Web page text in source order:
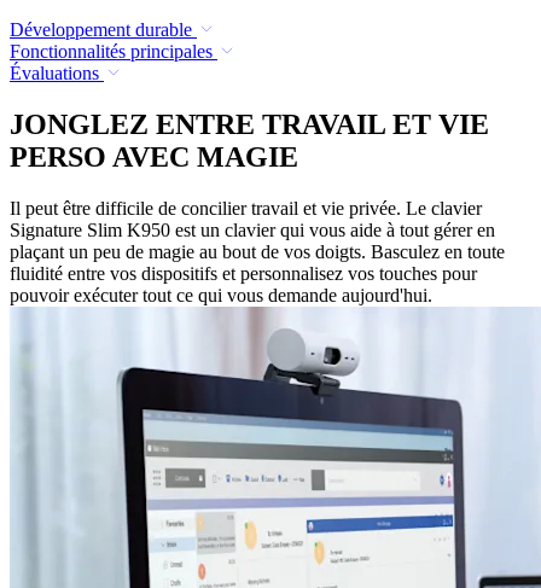
Développement durable
Fonctionnalités principales
Évaluations
JONGLEZ ENTRE TRAVAIL ET VIE
PERSO AVEC MAGIE
Il peut être difficile de concilier travail et vie privée. Le clavier
Signature Slim K950 est un clavier qui vous aide à tout gérer en
plaçant un peu de magie au bout de vos doigts. Basculez en toute
fluidité entre vos dispositifs et personnalisez vos touches pour
pouvoir exécuter tout ce qui vous demande aujourd'hui.